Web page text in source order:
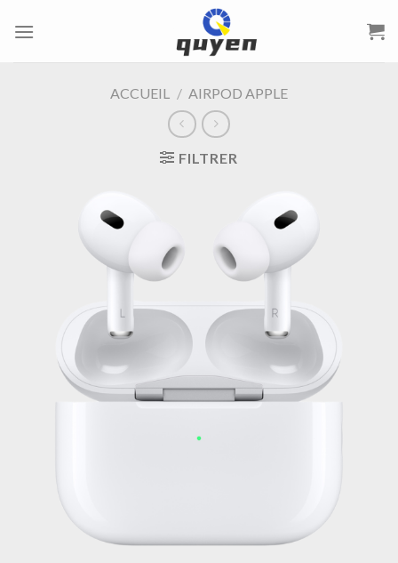
ACCUEIL / AIRPOD APPLE
FILTRER